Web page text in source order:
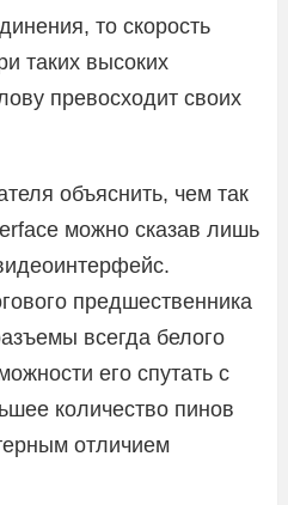
то скорость
таких высоких
превосходит своих
объяснить, чем так
можно сказав лишь
предшественника
всегда белого
его спутать с
количество пинов
отличием